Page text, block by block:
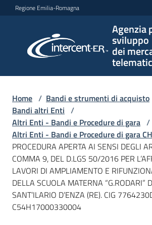
Vai al contenuto
Vai alla navigazione
Vai al footer
Regione Emilia-Romagna
Agenzia
sviluppo
dei
per lo
sviluppo
telematici
L'Agenzia
Bandi
e
strumenti
Home / Bandi e strumenti di acquisto
Bandi altri Enti /
Altri Enti - Bandi e Procedure di gara /
Altri Enti - Bandi e Procedure di gara
PROCEDURA APERTA AI SENSI DEGLI
COMMA 9, DEL D.LGS 50/2016 PER
LAVORI DI AMPLIAMENTO E
DELLA SCUOLA MATERNA “G.RODARI”
SANT’ILARIO D’ENZA (RE). CIG
C54H17000330004